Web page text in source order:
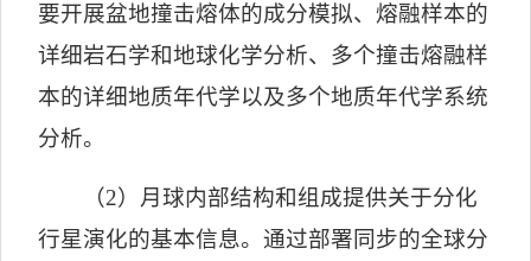
要开展盆地撞击熔体的成分模拟、熔融样本的
详细岩石学和地球化学分析、多个撞击熔融样
本的详细地质年代学以及多个地质年代学系统
分析。
（2）月球内部结构和组成提供关于分化
行星演化的基本信息。通过部署同步的全球分